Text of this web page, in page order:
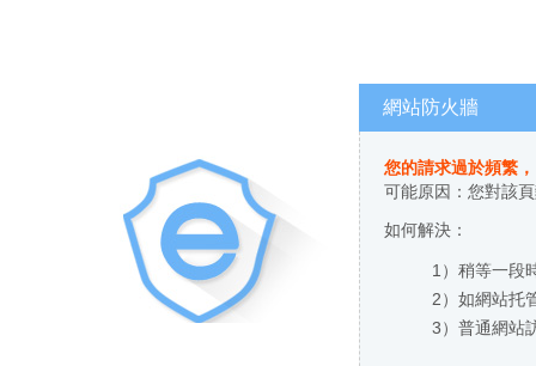
網站防火牆
您的請求過於頻繁
可能原因：您對該
如何解決：
1）稍等一段
2）如網站托管
3）普通網站訪